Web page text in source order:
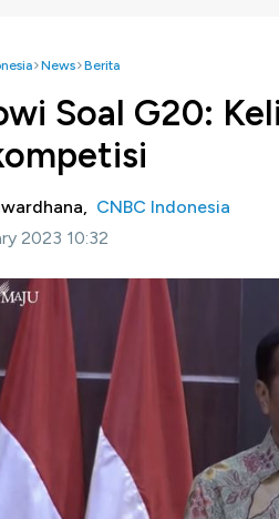
News Berita
Soal G20:
CNBC Indonesia
2023 10:32